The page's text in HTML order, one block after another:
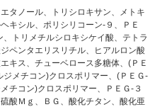
タノール、トリシロキサン、メトキ
キシル、ポリシリコーン-９、ＰＥ
、トリメチルシロキシケイ酸、テトラ
ペンタエリスリチル、ヒアルロン酸
キス、チューベロース多糖体、(ＰＥ
ジメチコン)クロスポリマー、(ＰＥＧ-
チコン)クロスポリマー、ＰＥＧ-３
酸Ｍｇ、ＢＧ、酸化チタン、酸化亜